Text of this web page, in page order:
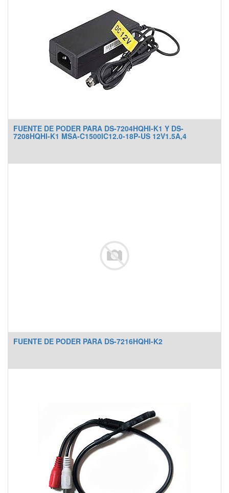
FUENTE DE PODER PARA DS-7204HQHI-K1 Y DS-
7208HQHI-K1 MSA-C1500IC12.0-18P-US 12V1.5A,4
FUENTE DE PODER PARA DS-7216HQHI-K2